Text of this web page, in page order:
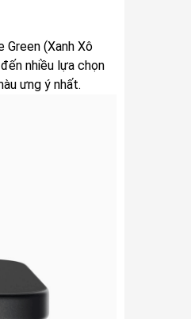
Green (Xanh Xô
nhiều lựa chọn
ưng ý nhất.